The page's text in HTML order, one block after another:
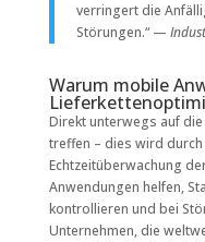
verringert die
Störungen.“ —
Warum mobile
Direkt unterwegs auf
treffen – dies wird
Echtzeitüberwachung
Anwendungen helfen,
kontrollieren und bei
Unternehmen, die